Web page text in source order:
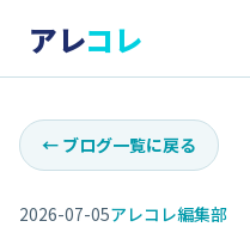
アレコレ
← ブログ一覧に戻る
2026-07-05アレコレ編集部